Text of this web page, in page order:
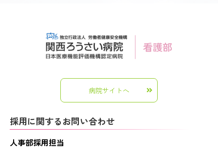
病院サイトへ
採用に関するお問い合わせ
人事部採用担当